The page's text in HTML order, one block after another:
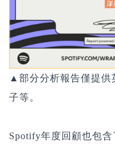
▲部分分析報告僅提供
子等。
Spotify年度回顧也包含